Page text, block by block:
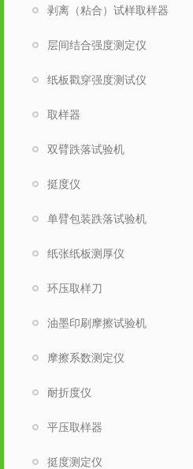
剥离（粘合）试样取样器
层间结合强度测定仪
纸板戳穿强度测试仪
取样器
双臂跌落试验机
挺度仪
单臂包装跌落试验机
纸张纸板测厚仪
环压取样刀
油墨印刷摩擦试验机
摩擦系数测定仪
耐折度仪
平压取样器
挺度测定仪